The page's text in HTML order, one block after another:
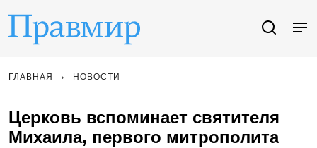
ГЛАВНАЯ НОВОСТИ
Церковь вспоминает святителя
Михаила, первого митрополита